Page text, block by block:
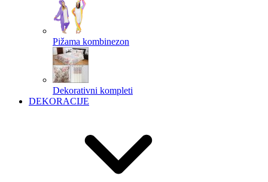
Pižama kombinezon
Dekorativni kompleti
DEKORACIJE